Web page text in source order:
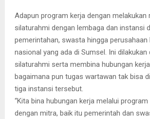
Adapun program kerja dengan melakukan
silaturahmi dengan lembaga dan instansi
pemerintahan, swasta hingga perusahaan
nasional yang ada di Sumsel. Ini dilakukan
silaturahmi serta membina hubungan
bagaimana pun tugas wartawan tak bisa
tiga instansi tersebut.
“Kita bina hubungan kerja melalui
dengan mitra, baik itu pemerintah dan